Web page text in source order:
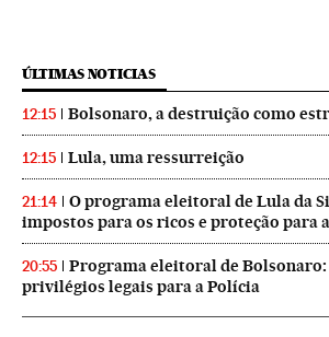
ÚLTIMAS NOTICIAS
12:15 Bolsonaro, a destruição como
12:15 Lula, uma ressurreição
21:14
O programa eleitoral de Lula da
impostos para os ricos e proteção para
20:55
Programa eleitoral de
privilégios legais para a Polícia